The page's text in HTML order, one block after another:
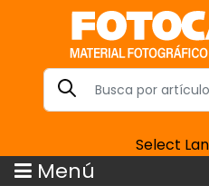
Select
Menú